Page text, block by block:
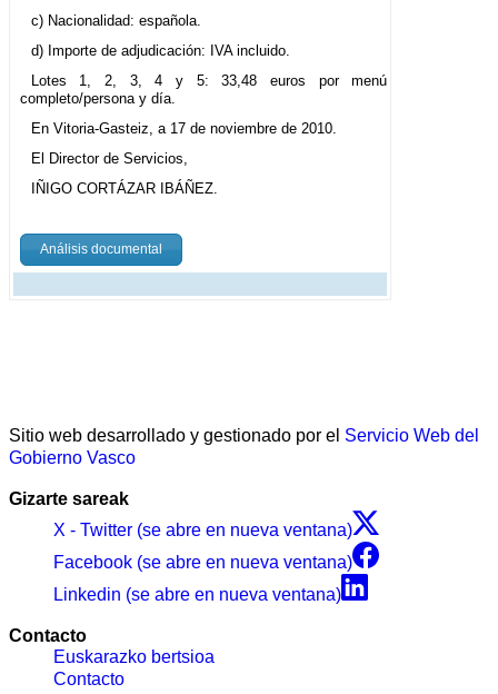
c) Nacionalidad: española.
d) Importe de adjudicación: IVA incluido.
Lotes 1, 2, 3, 4 y 5: 33,48 euros por menú
completo/persona y día.
En Vitoria-Gasteiz, a 17 de noviembre de 2010.
El Director de Servicios,
IÑIGO CORTÁZAR IBÁÑEZ.
Análisis documental
Sitio web desarrollado y gestionado por el Servicio Web del
Gobierno Vasco
Gizarte sareak
X - Twitter (se abre en nueva ventana)
Facebook (se abre en nueva ventana)
Linkedin (se abre en nueva ventana)
Contacto
Euskarazko bertsioa
Contacto